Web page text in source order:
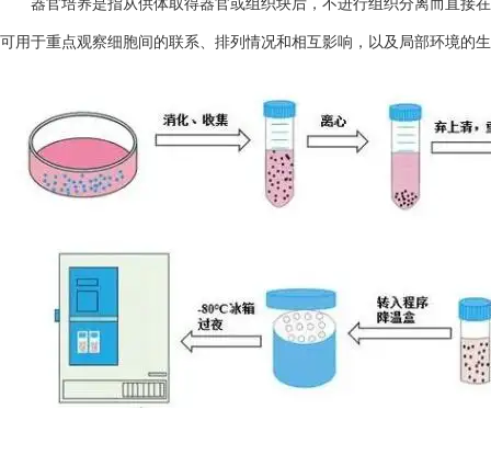
器官培养是指从供体取得器官或组织块后，不进行组织分离而直接
可用于重点观察细胞间的联系、排列情况和相互影响，以及局部环境的